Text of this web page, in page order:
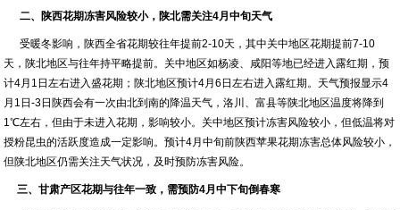
二、陕西花期冻害风险较小，陕北需关注4月中旬天气
受暖冬影响，陕西全省花期较往年提前2-10天，其中关中地区花期提前7-10
天，陕北地区与往年持平略提前。关中地区如杨凌、咸阳等地已经进入露红期，预
计4月1日左右进入盛花期；陕北地区预计4月6日左右进入露红期。天气预报显示4
月1日-3日陕西会有一次由北到南的降温天气，洛川、富县等陕北地区温度将降到
1℃左右，但由于未进入花期，影响较小。关中地区预计冻害风险较小，但低温将对
授粉昆虫的活跃度造成一定影响。预计4月中旬前陕西苹果花期冻害总体风险较小，
但陕北地区仍需关注天气状况，及时预防冻害风险。
三、甘肃产区花期与往年一致，需预防4月中下旬倒春寒